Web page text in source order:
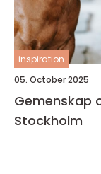
inspiration
05. October 2025
Gemenskap
Stockholm